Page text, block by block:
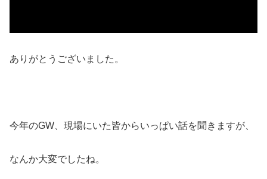
ありがとうございました。
今年のGW、現場にいた皆からいっぱい話を聞きますが、
なんか大変でしたね。